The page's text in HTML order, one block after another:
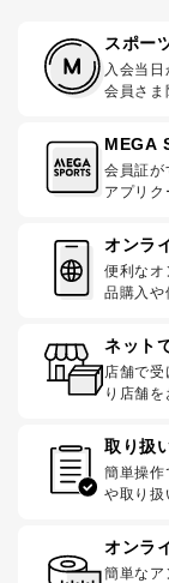
スポー
入会当
会員さま
MEGA
会員証が
アプリク
オンラ
便利な
品購入や
ネット
店舗で
り店舗を
取り扱
簡単操作
や取り扱
オンラ
簡単なア